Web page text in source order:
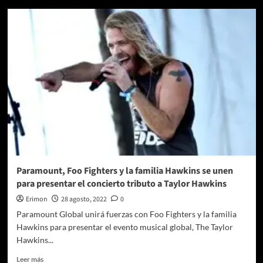
Paramount+
Trek
con
el
Paramount, Foo Fighters y la familia Hawkins se unen
para presentar el concierto tributo a Taylor Hawkins
Erimon 28 agosto, 2022
0
Paramount Global unirá fuerzas con Foo Fighters y la familia
Hawkins para presentar el evento musical global, The Taylor
Hawkins...
Leer másLeer